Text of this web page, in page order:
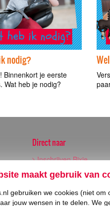
nodig?
Binnenkort je eerste
Wat heb je nodig?
Direct naar
Inschrijven Bixie
maakt gebruik van
gebruiken we cookies (niet
jouw wensen in te delen. We